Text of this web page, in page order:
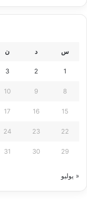
س د ن
1
2
3
8
9
10
15
16
17
22
23
24
29
30
31
« يوليو